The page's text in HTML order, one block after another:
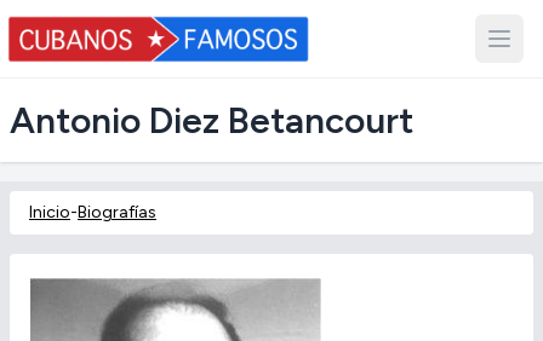
Antonio Diez Betancourt
Inicio-Biografías